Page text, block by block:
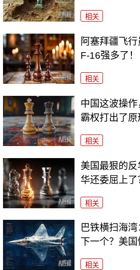
相关
阿塞拜疆飞行
F-16强多了！
相关
中国这波操
霸权打出了原
相关
美国最狠的
华还委屈上了
相关
巴铁横扫海
下一个？美国
相关